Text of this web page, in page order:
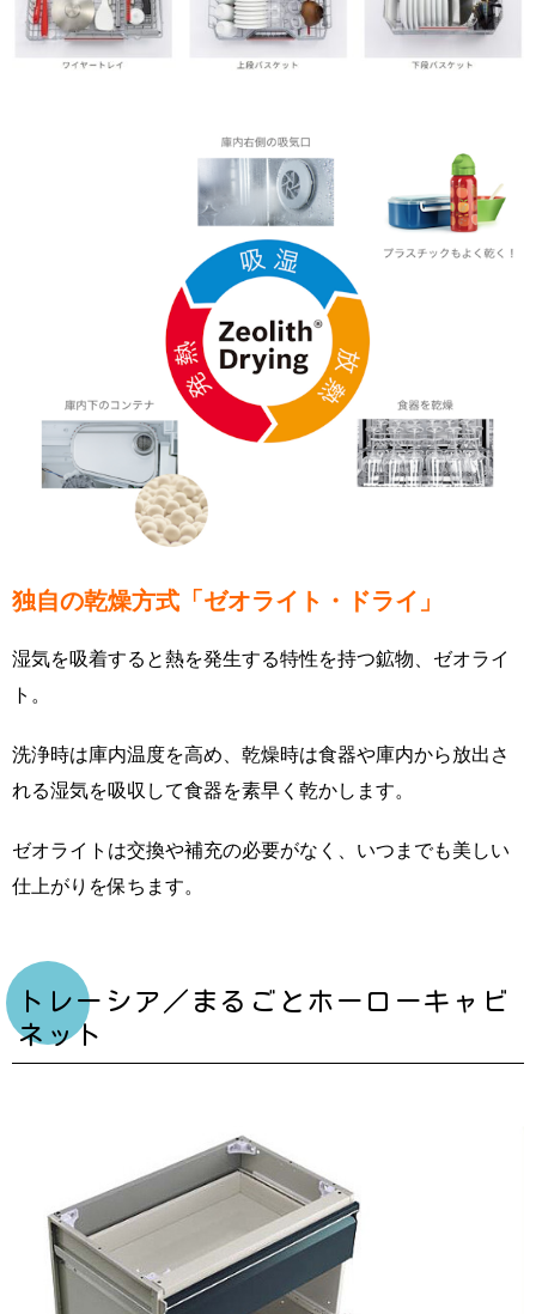
独自の乾燥方式「ゼオライト・ドライ」
湿気を吸着すると熱を発生する特性を持つ鉱物、ゼオライ
ト。
洗浄時は庫内温度を高め、乾燥時は食器や庫内から放出さ
れる湿気を吸収して食器を素早く乾かします。
ゼオライトは交換や補充の必要がなく、いつまでも美しい
仕上がりを保ちます。
トレーシア／まるごとホーローキャビ
ネット